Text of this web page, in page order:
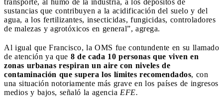
sustancias que contribuyen a la acidificación del suelo y del
agua, a los fertilizantes, insecticidas, fungicidas, controladores
de malezas y agrotóxicos en general”, agrega.
Al igual que Francisco, la OMS fue contundente en su llamado
de atención ya que 8 de cada 10 personas que viven en
zonas urbanas respiran un aire con niveles de
contaminación que supera los límites recomendados, con
una situación notoriamente más grave en los países de ingresos
medios y bajos, señaló la agencia EFE.